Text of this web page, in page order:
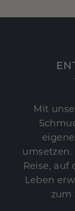
Mit
Reise, auf
Leben
zum